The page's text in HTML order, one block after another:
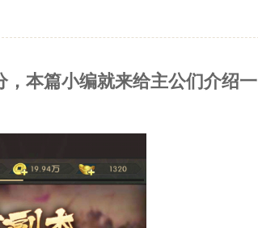
本篇小编就来给主公们介绍一